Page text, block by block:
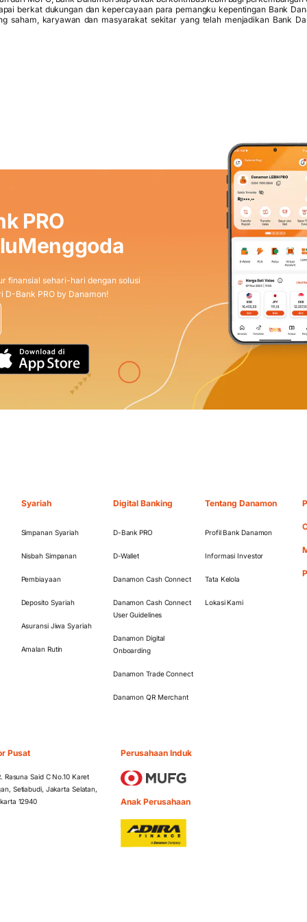
berkat dukungan dan kepercayaan para pemangku kepentingan Bank
saham, karyawan dan masyarakat sekitar yang telah menjadikan Bank
PRO
finansial sehari-hari dengan solusi
Bank PRO by Danamon!
Syariah
Simpanan Syariah
Nisbah Simpanan
Pembiayaan
Deposito Syariah
Asuransi Jiwa Syariah
Amalan Rutin
Digital Banking
D-Bank PRO
D-Wallet
Danamon Cash Connect
Danamon Cash Connect
User Guidelines
Danamon Digital
Onboarding
Danamon Trade Connect
Danamon QR Merchant
Tentang Danamon
Profil Bank Danamon
Informasi Investor
Tata Kelola
Lokasi Kami
Pusat
Rasuna Said C No.10 Karet
Setiabudi, Jakarta Selatan,
12940
Perusahaan Induk
Anak Perusahaan